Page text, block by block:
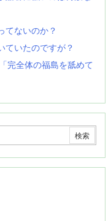
てないのか？
ていたのですが？
完全体の福島を舐めて